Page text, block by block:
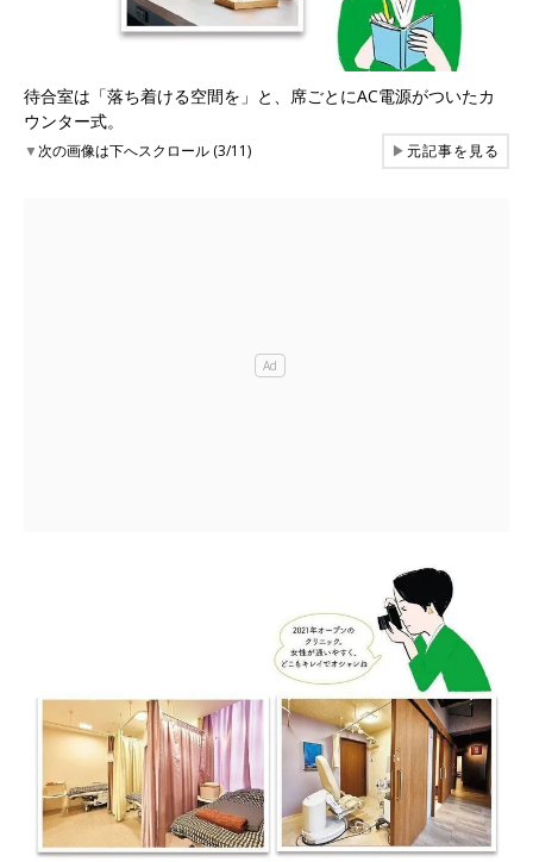
待合室は「落ち着ける空間を」と、席ごとにAC電源がついたカ
ウンター式。
▼次の画像は下へスクロール (3/11) ▶元記事を見る